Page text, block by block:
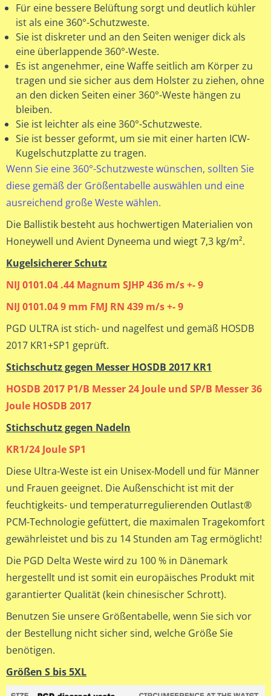
Für eine bessere Belüftung sorgt und deutlich kühler
ist als eine 360°-Schutzweste.
Sie ist diskreter und an den Seiten weniger dick als
eine überlappende 360°-Weste.
Es ist angenehmer, eine Waffe seitlich am Körper zu
tragen und sie sicher aus dem Holster zu ziehen, ohne
an den dicken Seiten einer 360°-Weste hängen zu
bleiben.
Sie ist leichter als eine 360°-Schutzweste.
Sie ist besser geformt, um sie mit einer harten ICW-
Kugelschutzplatte zu tragen.
Wenn Sie eine 360°-Schutzweste wünschen, sollten Sie
diese gemäß der Größentabelle auswählen und eine
ausreichend große Weste wählen.
Die Ballistik besteht aus hochwertigen Materialien von
Honeywell und Avient Dyneema und wiegt 7,3 kg/m².
Kugelsicherer Schutz
NIJ 0101.04 .44 Magnum SJHP 436 m/s +- 9
NIJ 0101.04 9 mm FMJ RN 439 m/s +- 9
PGD ULTRA ist stich- und nagelfest und gemäß HOSDB
2017 KR1+SP1 geprüft.
Stichschutz gegen Messer HOSDB 2017 KR1
HOSDB 2017 P1/B Messer 24 Joule und SP/B Messer 36
Joule HOSDB 2017
Stichschutz gegen Nadeln
KR1/24 Joule SP1
Diese Ultra-Weste ist ein Unisex-Modell und für Männer
und Frauen geeignet. Die Außenschicht ist mit der
feuchtigkeits- und temperaturregulierenden Outlast®
PCM-Technologie gefüttert, die maximalen Tragekomfort
gewährleistet und bis zu 14 Stunden am Tag ermöglicht!
Die PGD Delta Weste wird zu 100 % in Dänemark
hergestellt und ist somit ein europäisches Produkt mit
garantierter Qualität (kein chinesischer Schrott).
Benutzen Sie unsere Größentabelle, wenn Sie sich vor
der Bestellung nicht sicher sind, welche Größe Sie
benötigen.
Größen S bis 5XL